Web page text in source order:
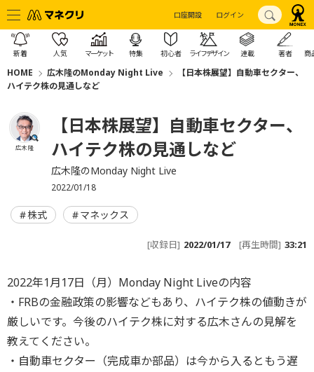
口座開設 ログイン
新着 人気 マーケット 特集 初心者 ライフデザイン 連載 著者 商
HOME 広木隆のMonday Night Live
【日本株展望】自動車セクター、
ハイテク株の見通しなど
広木 隆
【日本株展望】自動車セクター、
ハイテク株の見通しなど
広木隆のMonday Night Live
2022/01/18
株式 マネックス
[収録日] 2022/01/17 [再生時間] 33:21
2022年1月17日（月）Monday Night Liveの内容
・FRBの金融政策の影響などもあり、ハイテク株の値動きが
厳しいです。今後のハイテク株に対する広木さんの見解を
教えてください。
・自動車セクター（完成車か部品）は今から入るともう遅